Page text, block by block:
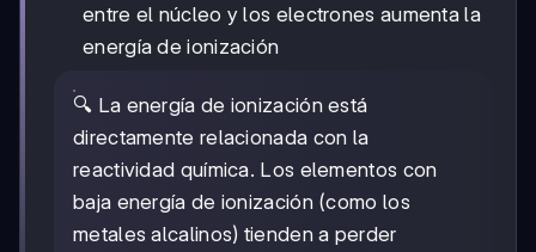
entre el núcleo y los electrones aumenta la
energía de ionización
🔍 La energía de ionización está
directamente relacionada con la
reactividad química. Los elementos con
baja energía de ionización (como los
metales alcalinos) tienden a perder